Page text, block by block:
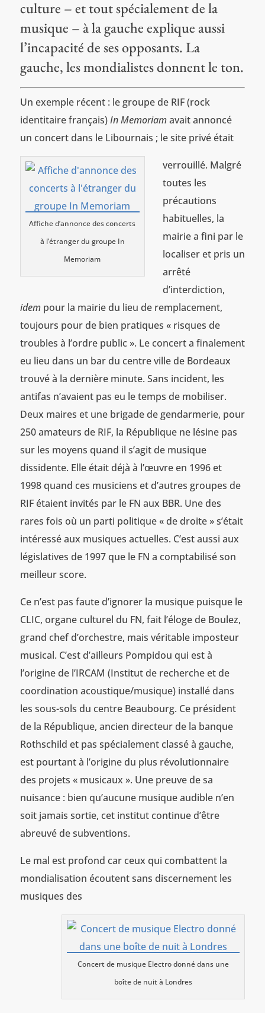
culture – et tout spécialement de la
musique – à la gauche explique aussi
l’incapacité de ses opposants. La
gauche, les mondialistes donnent le ton.
Un exemple récent : le groupe de RIF (rock
identitaire français)In Memoriamavait annoncé
un concert dans le Libournais ; le site privé était
Affiche d’annonce des concerts
à l’étranger du groupe In
Memoriam
verrouillé. Malgré
toutes les
précautions
habituelles, la
mairie a fini par le
localiser et pris un
arrêté
d’interdiction,
idempour la mairie du lieu de remplacement,
toujours pour de bien pratiques « risques de
troubles à l’ordre public ». Le concert a finalement
eu lieu dans un bar du centre ville de Bordeaux
trouvé à la dernière minute. Sans incident, les
antifas n’avaient pas eu le temps de mobiliser.
Deux maires et une brigade de gendarmerie, pour
250 amateurs de RIF, la République ne lésine pas
sur les moyens quand il s’agit de musique
dissidente. Elle était déjà à l’œuvre en 1996 et
1998 quand ces musiciens et d’autres groupes de
RIF étaient invités par le FN aux BBR. Une des
rares fois où un parti politique « de droite » s’était
intéressé aux musiques actuelles. C’est aussi aux
législatives de 1997 que le FN a comptabilisé son
meilleur score.
Ce n’est pas faute d’ignorer la musique puisque le
CLIC, organe culturel du FN, fait l’éloge de Boulez,
grand chef d’orchestre, mais véritable imposteur
musical. C’est d’ailleurs Pompidou qui est à
l’origine de l’IRCAM (Institut de recherche et de
coordination acoustique/musique) installé dans
les sous-sols du centre Beaubourg. Ce président
de la République, ancien directeur de la banque
Rothschild et pas spécialement classé à gauche,
est pourtant à l’origine du plus révolutionnaire
des projets « musicaux ». Une preuve de sa
nuisance : bien qu’aucune musique audible n’en
soit jamais sortie, cet institut continue d’être
abreuvé de subventions.
Le mal est profond car ceux qui combattent la
mondialisation écoutent sans discernement les
musiques des
Concert de musique Electro donné dans une
boîte de nuit à Londres